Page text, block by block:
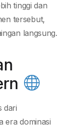
tinggi dan
tersebut,
langsung.
dari
era dominasi